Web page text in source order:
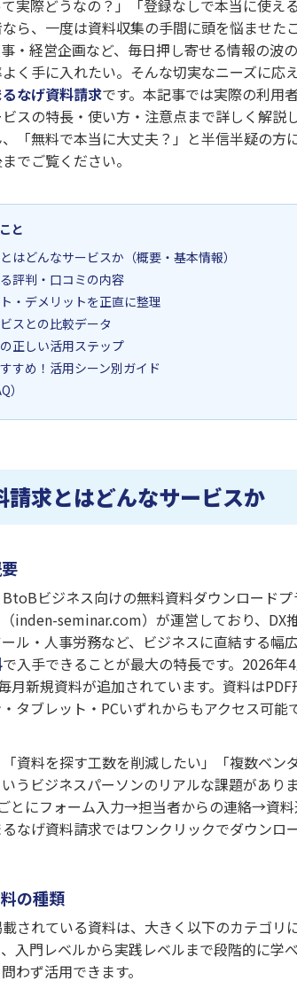
て実際どうなの？」「登録なしで本当に使
ら、一度は資料収集の手間に頭を悩ませた
・経営企画など、毎日押し寄せる情報の波
く手に入れたい。そんな切実なニーズに応
るなげ資料請求です。本記事では実際の利用
スの特長・使い方・注意点まで詳しく解説
「無料で本当に大丈夫？」と半信半疑の方
でご覧ください。
と
はどんなサービスか（概要・基本情報）
評判・口コミの内容
・デメリットを正直に整理
スとの比較データ
正しい活用ステップ
すめ！活用シーン別ガイド
）
請求とはどんなサービスか
ビジネス向けの無料資料ダウンロード
inden-seminar.com）が運営しており、DX
ル・人事労務など、ビジネスに直結する幅
で入手できることが最大の特長です。2026年
月新規資料が追加されています。資料は
タブレット・PCいずれからもアクセス可能で
資料を探す工数を削減したい」「複数ベン
うビジネスパーソンのリアルな課題があり
とにフォーム入力→担当者からの連絡→資料
なげ資料請求ではワンクリックでダウンロ
の種類
されている資料は、大きく以下のカテゴリ
入門レベルから実践レベルまで段階的に学
わず活用できます。